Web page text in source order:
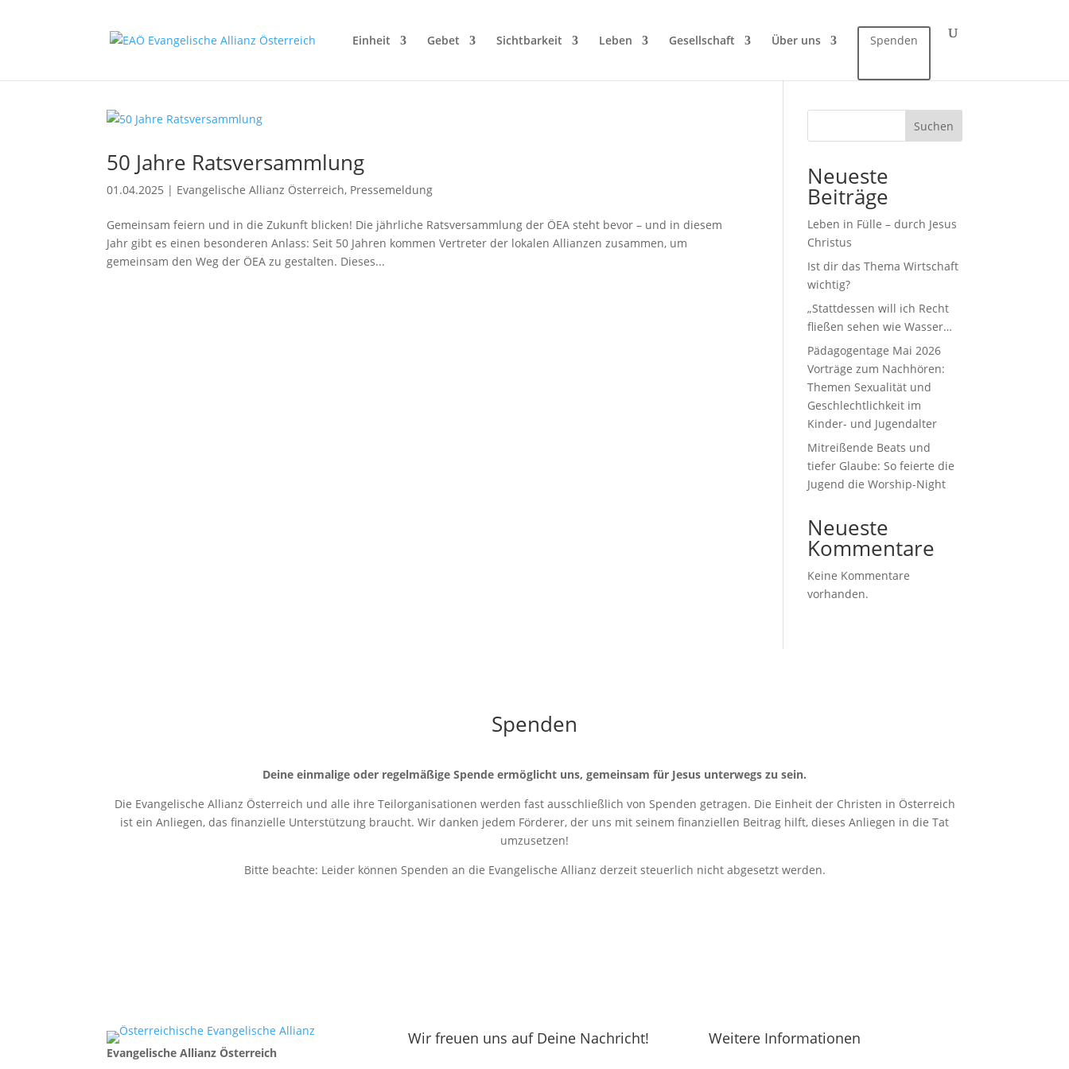
Einheit Gebet Sichtbarkeit Leben Gesellschaft Über uns Spenden
50 Jahre Ratsversammlung
01.04.2025 | Evangelische Allianz Österreich, Pressemeldung
Gemeinsam feiern und in die Zukunft blicken! Die jährliche Ratsversammlung der ÖEA steht bevor – und in diesem
Jahr gibt es einen besonderen Anlass: Seit 50 Jahren kommen Vertreter der lokalen Allianzen zusammen, um
gemeinsam den Weg der ÖEA zu gestalten. Dieses...
Suchen
Neueste
Beiträge
Leben in Fülle – durch Jesus
Christus
Ist dir das Thema Wirtschaft
wichtig?
„Stattdessen will ich Recht
fließen sehen wie Wasser…
Pädagogentage Mai 2026
Vorträge zum Nachhören:
Themen Sexualität und
Geschlechtlichkeit im
Kinder- und Jugendalter
Mitreißende Beats und
tiefer Glaube: So feierte die
Jugend die Worship-Night
Neueste
Kommentare
Keine Kommentare
vorhanden.
Spenden
Deine einmalige oder regelmäßige Spende ermöglicht uns, gemeinsam für Jesus unterwegs zu sein.
Die Evangelische Allianz Österreich und alle ihre Teilorganisationen werden fast ausschließlich von Spenden getragen. Die Einheit der Christen in Österreich
ist ein Anliegen, das finanzielle Unterstützung braucht. Wir danken jedem Förderer, der uns mit seinem finanziellen Beitrag hilft, dieses Anliegen in die Tat
umzusetzen!
Bitte beachte: Leider können Spenden an die Evangelische Allianz derzeit steuerlich nicht abgesetzt werden.
Evangelische Allianz Österreich
Wir freuen uns auf Deine Nachricht! Weitere Informationen